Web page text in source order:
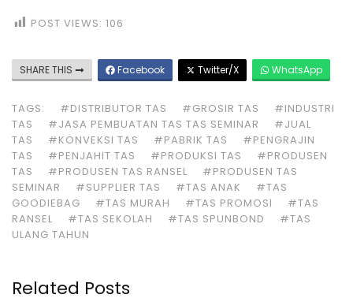
POST VIEWS: 106
SHARE THIS Facebook Twitter/X WhatsApp
TAGS: #DISTRIBUTOR TAS #GROSIR TAS
#INDUSTRI
TAS
#JASA PEMBUATAN TAS TAS SEMINAR
#JUAL
TAS
#KONVEKSI TAS #PABRIK TAS
#PENGRAJIN
TAS
#PENJAHIT TAS #PRODUKSI TAS
#PRODUSEN
TAS
#PRODUSEN TAS RANSEL
#PRODUSEN TAS
SEMINAR
#SUPPLIER TAS #TAS ANAK
#TAS
GOODIEBAG
#TAS MURAH #TAS PROMOSI
#TAS
RANSEL
#TAS SEKOLAH #TAS SPUNBOND
#TAS
ULANG TAHUN
Related Posts